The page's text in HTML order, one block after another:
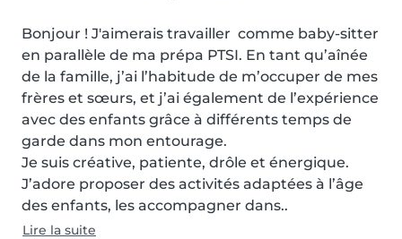
Bonjour ! J'aimerais travailler  comme baby-sitter
en parallèle de ma prépa PTSI. En tant qu’aînée
de la famille, j’ai l’habitude de m’occuper de mes
frères et sœurs, et j’ai également de l’expérience
avec des enfants grâce à différents temps de
garde dans mon entourage.
Je suis créative, patiente, drôle et énergique.
J’adore proposer des activités adaptées à l’âge
des enfants, les accompagner dans..
Lire la suite